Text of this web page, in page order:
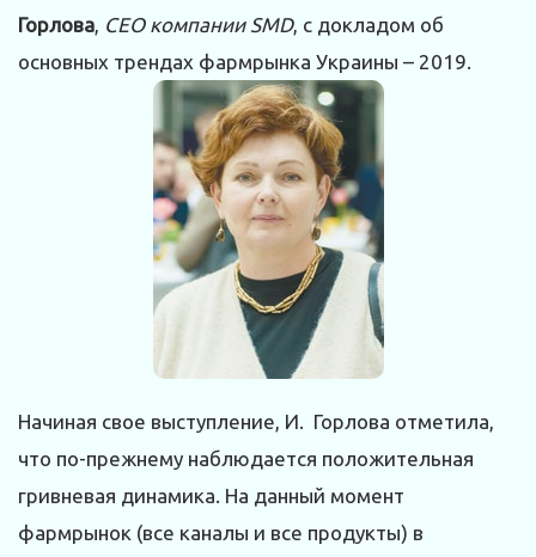
Горлова, СЕО компании SMD, с докладом об
основных трендах фармрынка Украины – 2019.
Начиная свое выступление, И. Горлова отметила,
что по-прежнему наблюдается положительная
гривневая динамика. На данный момент
фармрынок (все каналы и все продукты) в